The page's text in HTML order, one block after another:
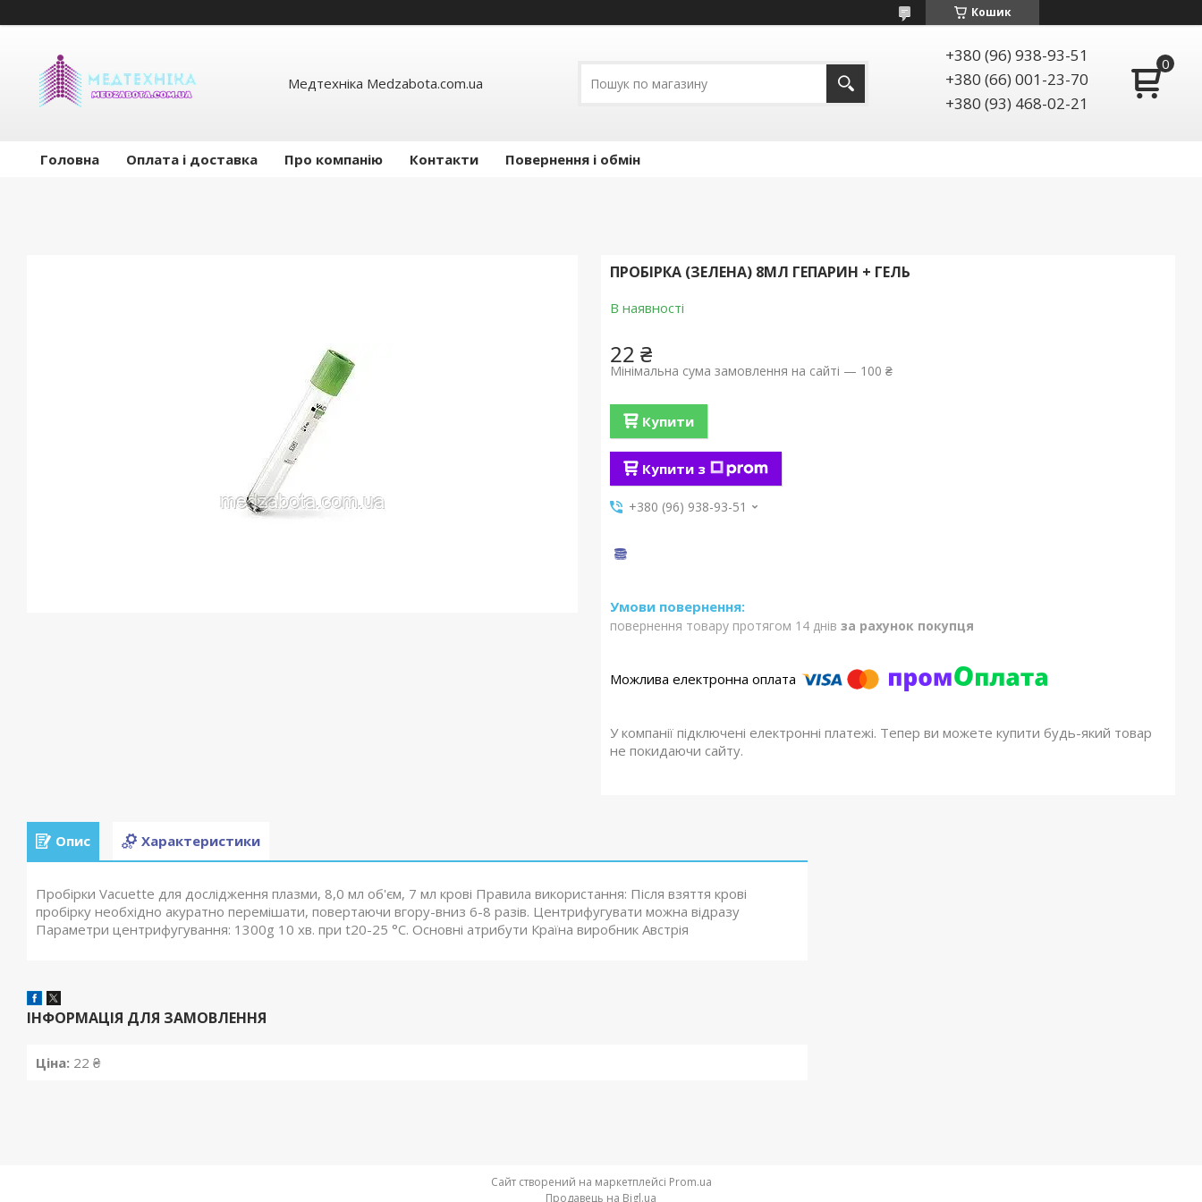
Кошик
Медтехніка Medzabota.com.ua
+380 (96) 938-93-51
+380 (66) 001-23-70
+380 (93) 468-02-21
Головна Оплата і доставка Про компанію Контакти Повернення і обмін
ПРОБІРКА (ЗЕЛЕНА) 8МЛ ГЕПАРИН + ГЕЛЬ
В наявності
22 ₴
Мінімальна сума замовлення на сайті — 100 ₴
Купити
Купити з
+380 (96) 938-93-51
повернення товару протягом 14 днів за рахунок покупця
У компанії підключені електронні платежі. Тепер ви можете купити будь-який товар
не покидаючи сайту.
Опис Характеристики
Пробірки Vacuette для дослідження плазми, 8,0 мл об'єм, 7 мл крові Правила використання: Після взяття крові
пробірку необхідно акуратно перемішати, повертаючи вгору-вниз 6-8 разів. Центрифугувати можна відразу
Параметри центрифугування: 1300g 10 хв. при t20-25 °C. Основні атрибути Країна виробник Австрія
ІНФОРМАЦІЯ ДЛЯ ЗАМОВЛЕННЯ
Ціна: 22 ₴
Сайт створений на маркетплейсі Prom.ua
Продавець на Bigl.ua